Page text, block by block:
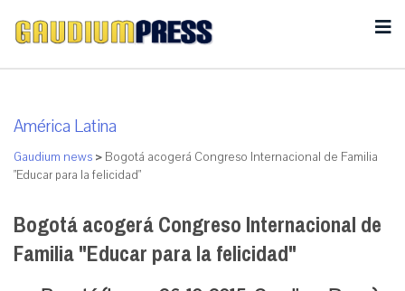
América Latina
Gaudium news > Bogotá acogerá Congreso Internacional de Familia
"Educar para la felicidad"
Bogotá acogerá Congreso Internacional de
Familia "Educar para la felicidad"